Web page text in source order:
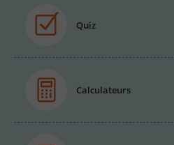
Quiz
Calculateurs